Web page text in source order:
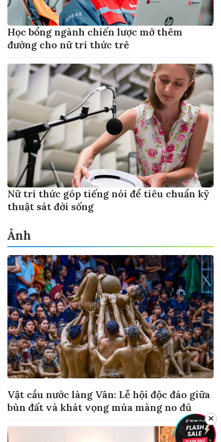
Học bổng ngành chiến lược mở thêm
đường cho nữ trí thức trẻ
Nữ trí thức góp tiếng nói để tiêu chuẩn kỹ
thuật sát đời sống
Ảnh
Vật cầu nước làng Vân: Lễ hội độc đáo giữa
bùn đất và khát vọng mùa màng no đủ
✕